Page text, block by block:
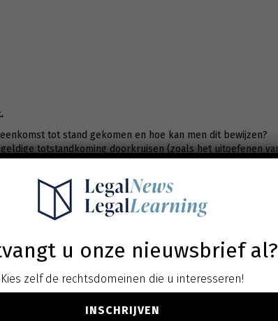
tot stand gekomen en hoe kan men dit bewijzen?
totstandkoming doorkruisen (zoals het uitoefenen
gelden bij een koop-verkoop van onroerend goed, en
overdracht van onroerend goed.
koop-verkoop:
u onze nieuwsbrief al?
Kies zelf de rechtsdomeinen die u interesseren!
INSCHRIJVEN